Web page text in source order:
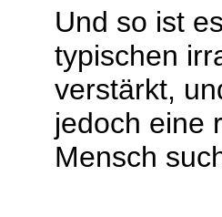
Und so ist
typischen
verstärkt,
jedoch eine
Mensch